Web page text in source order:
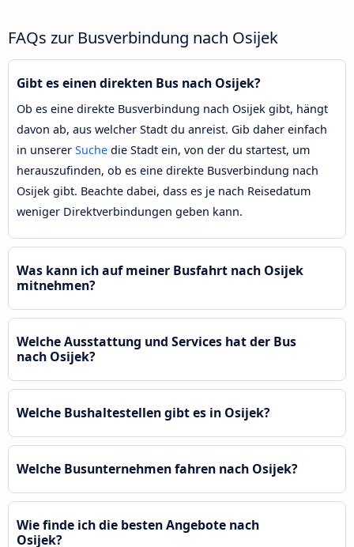
FAQs zur Busverbindung nach Osijek
Gibt es einen direkten Bus nach Osijek?
Ob es eine direkte Busverbindung nach Osijek gibt, hängt
davon ab, aus welcher Stadt du anreist. Gib daher einfach
in unserer Suche die Stadt ein, von der du startest, um
herauszufinden, ob es eine direkte Busverbindung nach
Osijek gibt. Beachte dabei, dass es je nach Reisedatum
weniger Direktverbindungen geben kann.
Was kann ich auf meiner Busfahrt nach Osijek
mitnehmen?
Welche Ausstattung und Services hat der Bus
nach Osijek?
Welche Bushaltestellen gibt es in Osijek?
Welche Busunternehmen fahren nach Osijek?
Wie finde ich die besten Angebote nach
Osijek?